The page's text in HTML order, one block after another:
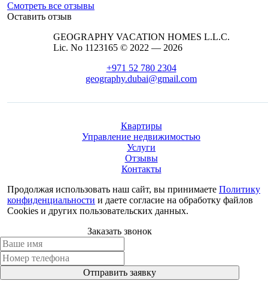
Смотреть все отзывы
Оставить отзыв
GEOGRAPHY VACATION HOMES L.L.C.
Lic. No 1123165 © 2022 — 2026
+971 52 780 2304
geography.dubai@gmail.com
Квартиры
Управление недвижимостью
Услуги
Отзывы
Контакты
Продолжая использовать наш сайт, вы принимаете Политику
конфиденциальности и даете согласие на обработку файлов
Cookies и других пользовательских данных.
Заказать звонок
Отправить заявку